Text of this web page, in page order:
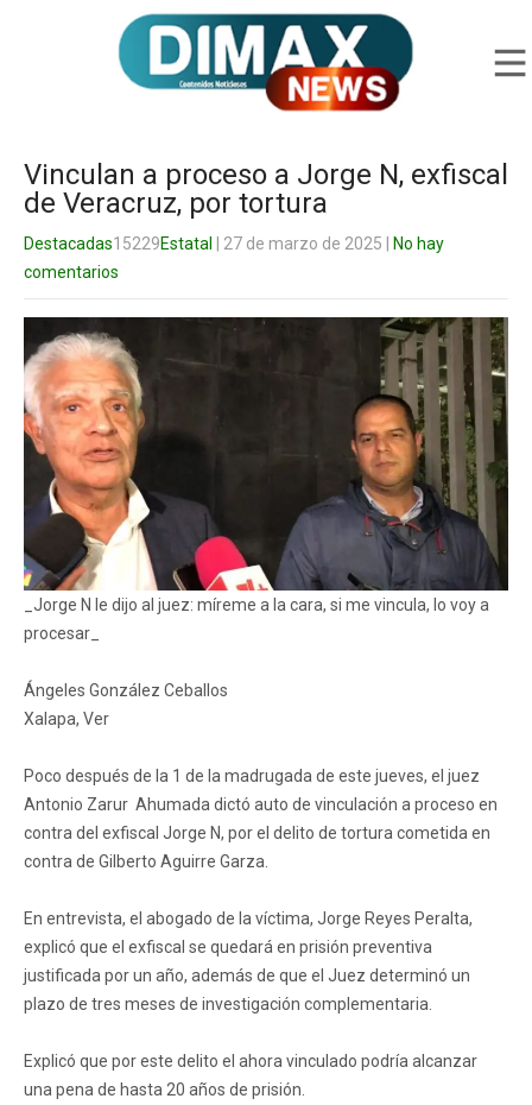
Vinculan a proceso a Jorge N, exfiscal
de Veracruz, por tortura
Destacadas15229Estatal | 27 de marzo de 2025
No hay
comentarios
_Jorge N le dijo al juez: míreme a la cara, si me vincula, lo voy a
procesar_
Ángeles González Ceballos
Xalapa, Ver
Poco después de la 1 de la madrugada de este jueves, el juez
Antonio Zarur Ahumada dictó auto de vinculación a proceso en
contra del exfiscal Jorge N, por el delito de tortura cometida en
contra de Gilberto Aguirre Garza.
En entrevista, el abogado de la víctima, Jorge Reyes Peralta,
explicó que el exfiscal se quedará en prisión preventiva
justificada por un año, además de que el Juez determinó un
plazo de tres meses de investigación complementaria.
Explicó que por este delito el ahora vinculado podría alcanzar
una pena de hasta 20 años de prisión.